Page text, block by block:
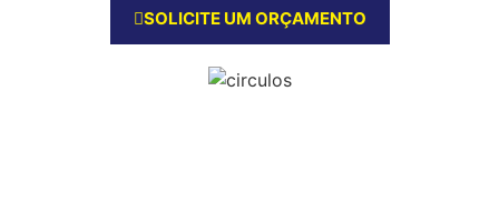
SOLICITE UM ORÇAMENTO